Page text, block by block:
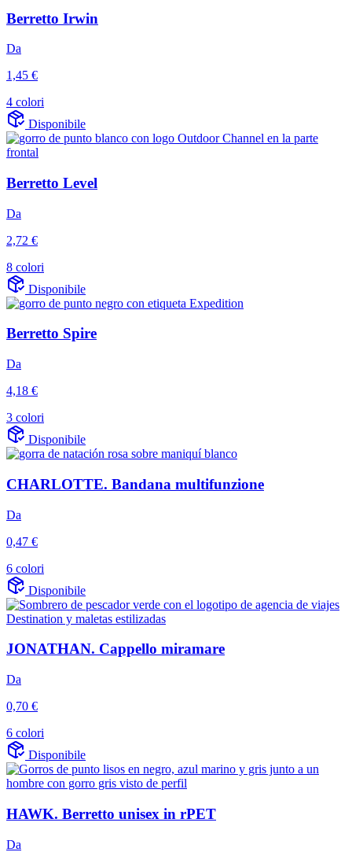
Berretto Irwin
Da
1,45 €
4 colori
Disponibile
Berretto Level
Da
2,72 €
8 colori
Disponibile
Berretto Spire
Da
4,18 €
3 colori
Disponibile
CHARLOTTE. Bandana multifunzione
Da
0,47 €
6 colori
Disponibile
JONATHAN. Cappello miramare
Da
0,70 €
6 colori
Disponibile
HAWK. Berretto unisex in rPET
Da